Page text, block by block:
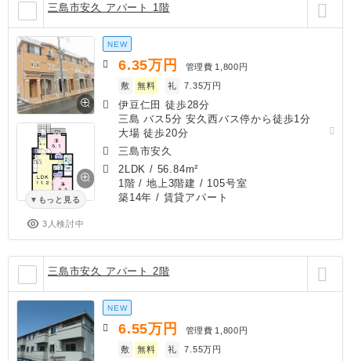
三島市安久 アパート 1階
もっと見る
3人検討中
NEW
6.35万円 管理費 1,800円
敷
無料 礼 7.35万円
伊豆仁田 徒歩28分
三島 バス5分 安久西バス停から徒歩1分
大場 徒歩20分
三島市安久
2LDK / 56.84m²
1階 / 地上3階建 / 105号室
築14年 / 賃貸アパート
三島市安久 アパート 2階
NEW
6.55万円 管理費 1,800円
敷
無料 礼 7.55万円